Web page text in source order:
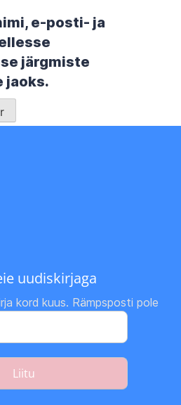
e-posti- ja
järgmiste
jaoks.
uudiskirjaga
kord kuus. Rämpsposti pole
Liitu